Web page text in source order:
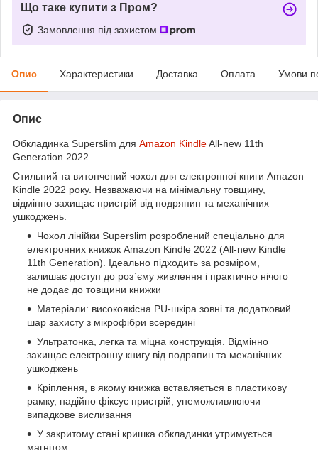
Що таке купити з Пром?
Замовлення під захистом
Опис Характеристики Доставка Оплата Умови
Опис
Обкладинка Superslim для Amazon KindleAll-new 11th
Generation 2022
Стильний та витончений чохол для електронної книги Amazon
Kindle 2022 року. Незважаючи на мінімальну товщину,
відмінно захищає пристрій від подряпин та механічних
ушкоджень.
Чохол лінійки Superslim розроблений спеціально для
електронних книжок Amazon Kindle 2022 (All-new Kindle
11th Generation). Ідеально підходить за розміром,
залишає доступ до роз`єму живлення і практично нічого
не додає до товщини книжки
Матеріали: високоякісна PU-шкіра зовні та додатковий
шар захисту з мікрофібри всередині
Ультратонка, легка та міцна конструкція. Відмінно
захищає електронну книгу від подряпин та механічних
ушкоджень
Кріплення, в якому книжка вставляється в пластикову
рамку, надійно фіксує пристрій, унеможливлюючи
випадкове вислизання
У закритому стані кришка обкладинки утримується
магнітом